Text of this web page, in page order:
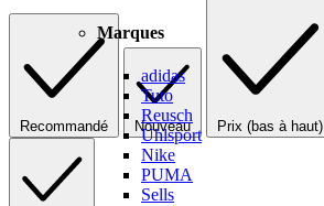
Marques
adidas
Tuto
Reusch
Uhlsport
Nike
PUMA
Sells
Recommandé Nouveau Prix (bas à haut)